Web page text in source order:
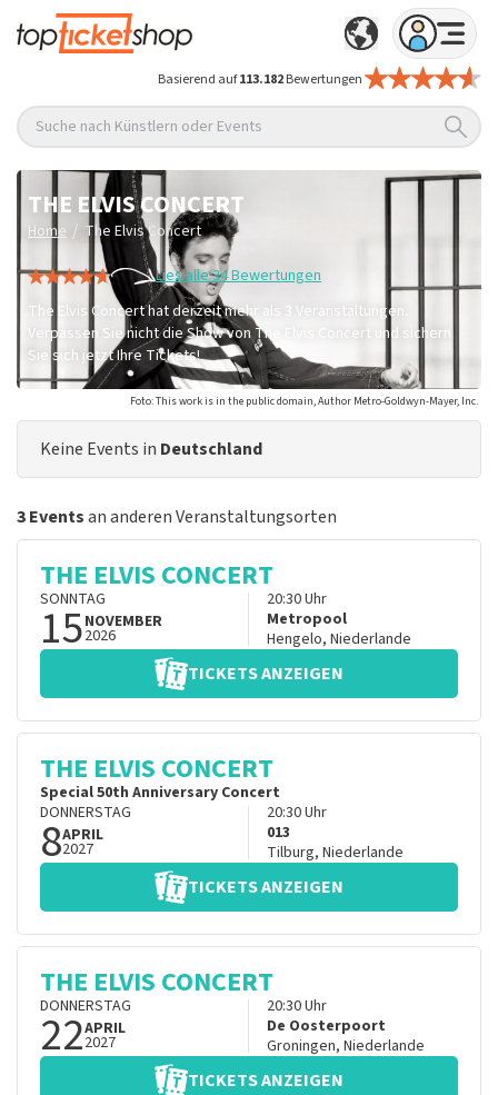
Basierend auf113.182Bewertungen
Suche nach Künstlern oder Events
THE ELVIS CONCERT
Home / The Elvis Concert
Lies alle 34 Bewertungen
The Elvis Concert hat derzeit mehr als 3 Veranstaltungen.
Verpassen Sie nicht die Show von The Elvis Concert und sichern
Sie sich jetzt Ihre Tickets!
Foto: This work is in the public domain, Author Metro-Goldwyn-Mayer, Inc.
Keine Events in Deutschland
3 Eventsan anderen Veranstaltungsorten
THE ELVIS CONCERT
SONNTAG
15NOVEMBER
2026
20:30Uhr
Metropool
Hengelo, Niederlande
TICKETS ANZEIGEN
THE ELVIS CONCERT
Special 50th Anniversary Concert
DONNERSTAG
8APRIL
2027
20:30Uhr
013
Tilburg, Niederlande
TICKETS ANZEIGEN
THE ELVIS CONCERT
DONNERSTAG
22APRIL
2027
20:30Uhr
De Oosterpoort
Groningen, Niederlande
TICKETS ANZEIGEN